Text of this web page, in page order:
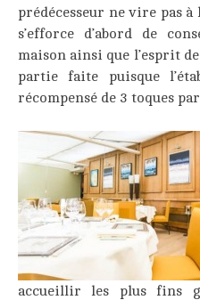
prédécesseur ne vire pas
s’efforce d’abord de
maison ainsi que l’esprit
partie faite puisque
récompensé de 3 toques
accueillir les plus fins